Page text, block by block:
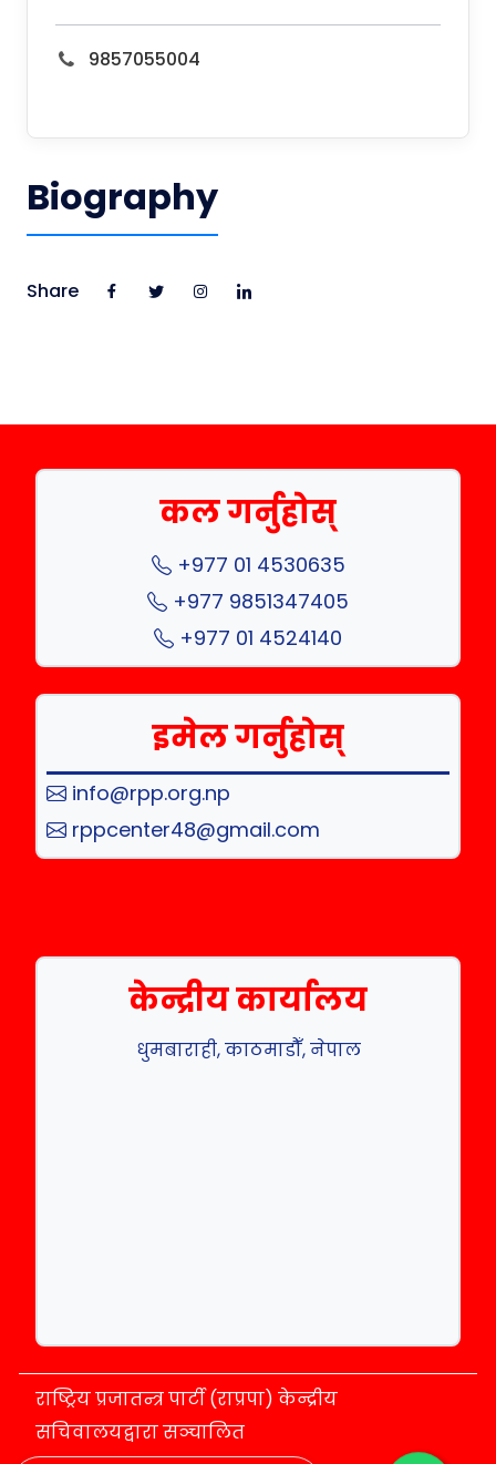
9857055004
Biography
Share
कल गर्नुहोस्
+977 01 4530635
+977 9851347405
+977 01 4524140
इमेल गर्नुहोस्
info@rpp.org.np
rppcenter48@gmail.com
केन्द्रीय कार्यालय
धुमबाराही, काठमाडौँ, नेपाल
राष्ट्रिय प्रजातन्त्र पार्टी (राप्रपा) केन्द्रीय
सचिवालयद्वारा सञ्चालित